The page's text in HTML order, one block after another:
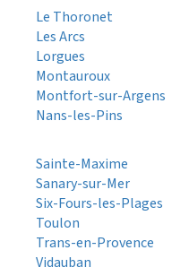
Le Thoronet
Les Arcs
Lorgues
Montauroux
Montfort-sur-Argens
Nans-les-Pins
Sainte-Maxime
Sanary-sur-Mer
Six-Fours-les-Plages
Toulon
Trans-en-Provence
Vidauban